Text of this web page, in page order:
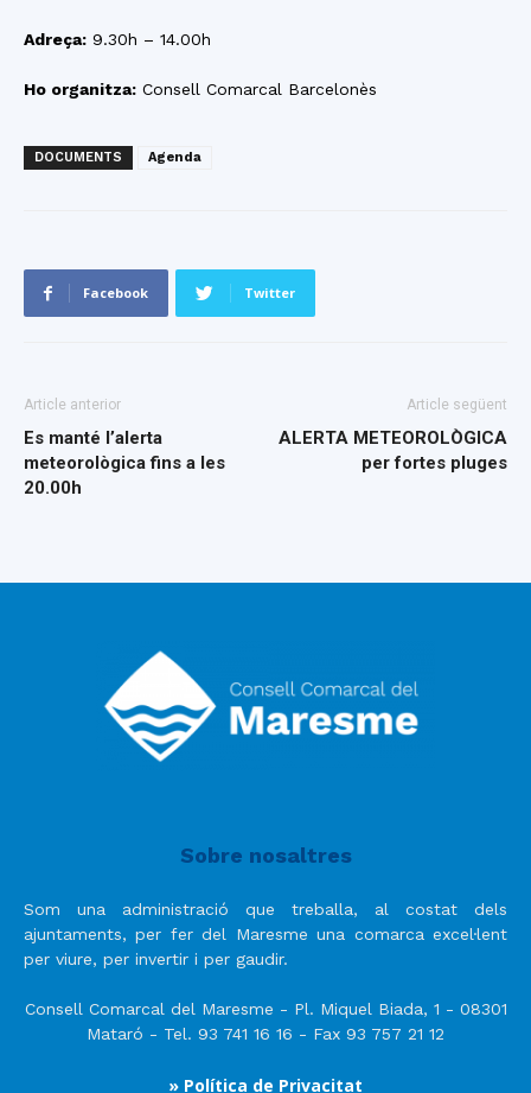
Adreça: 9.30h – 14.00h
Ho organitza: Consell Comarcal Barcelonès
DOCUMENTS Agenda
Facebook Twitter
Article anterior
Es manté l’alerta
meteorològica fins a les
20.00h
Article següent
ALERTA METEOROLÒGICA
per fortes pluges
Sobre nosaltres
Som una administració que treballa, al costat dels
ajuntaments, per fer del Maresme una comarca excel·lent
per viure, per invertir i per gaudir.
Consell Comarcal del Maresme - Pl. Miquel Biada, 1 - 08301
Mataró - Tel. 93 741 16 16 - Fax 93 757 21 12
» Política de Privacitat